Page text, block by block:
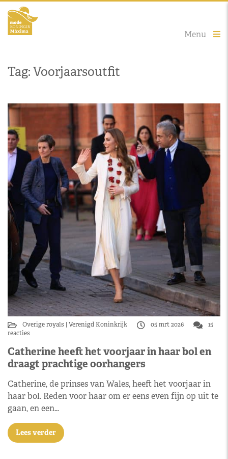
Menu
Tag: Voorjaarsoutfit
Overige royals Verenigd Koninkrijk 05 mrt 2026
15
reacties
Catherine heeft het voorjaar in haar bol en
draagt prachtige oorhangers
Catherine, de prinses van Wales, heeft het voorjaar in
haar bol. Reden voor haar om er eens even fijn op uit te
gaan, en een…
Lees verder